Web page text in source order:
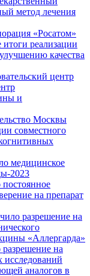
метод лечения
«Росатом»
реализации
качества
центр
и
Москвы
совместного
медицинское
2023
на препарат
разрешение на
«Аллергарда»
на
исследований
аналогов в